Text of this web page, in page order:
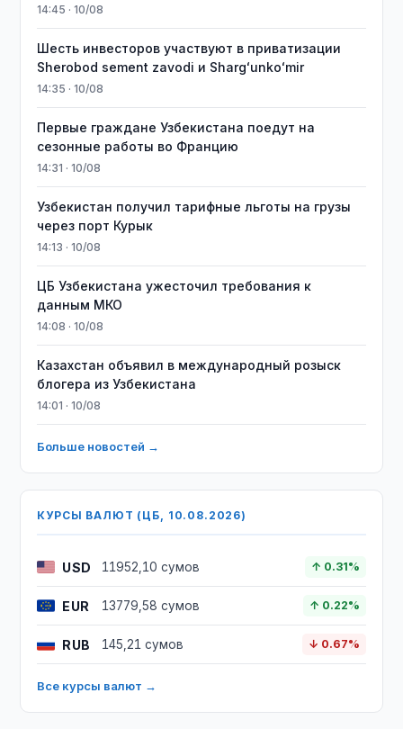
14:45 · 10/08
Шесть инвесторов участвуют в приватизации
Sherobod sement zavodi и Shargʻunkoʻmir
14:35 · 10/08
Первые граждане Узбекистана поедут на
сезонные работы во Францию
14:31 · 10/08
Узбекистан получил тарифные льготы на грузы
через порт Курык
14:13 · 10/08
ЦБ Узбекистана ужесточил требования к
данным МКО
14:08 · 10/08
Казахстан объявил в международный розыск
блогера из Узбекистана
14:01 · 10/08
Больше новостей →
КУРСЫ ВАЛЮТ (ЦБ, 10.08.2026)
USD 11952,10 сумов ↑ 0.31%
EUR 13779,58 сумов ↑ 0.22%
RUB 145,21 сумов ↓ 0.67%
Все курсы валют →